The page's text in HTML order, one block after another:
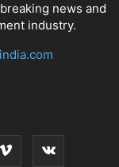
news and
industry.